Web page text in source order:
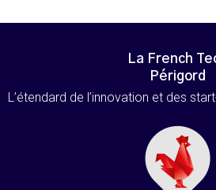
La French
Périgord
L’étendard de l’innovation et des